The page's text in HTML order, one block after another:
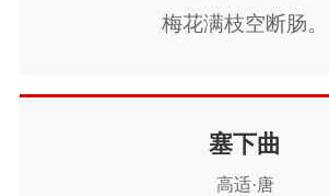
边庭飘飖那可度，
杀气三时作阵云，
寒声一夜传刁斗。
相看白刃血纷纷，
梅花满枝空断肠。
心怀百忧复千虑。
今年人日空相忆，
明年人日知何处。
塞下曲
高适·唐